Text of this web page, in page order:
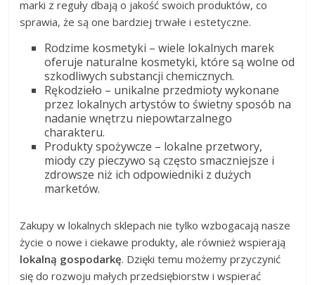
marki z reguły dbają o jakość swoich produktów, co
sprawia, że są one bardziej trwałe i estetyczne.
Rodzime kosmetyki – wiele lokalnych marek
oferuje naturalne kosmetyki, które są wolne od
szkodliwych substancji chemicznych.
Rękodzieło – unikalne przedmioty wykonane
przez lokalnych artystów to świetny sposób na
nadanie wnętrzu niepowtarzalnego
charakteru.
Produkty spożywcze – lokalne przetwory,
miody czy pieczywo są często smaczniejsze i
zdrowsze niż ich odpowiedniki z dużych
marketów.
Zakupy w lokalnych sklepach nie tylko wzbogacają nasze
życie o nowe i ciekawe produkty, ale również wspierają
lokalną gospodarkę. Dzięki temu możemy przyczynić
się do rozwoju małych przedsiębiorstw i wspierać